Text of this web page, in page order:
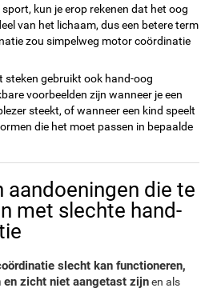
kun je erop rekenen dat het oog
van het lichaam, dus een betere term
zou simpelweg motor coördinatie
steken gebruikt ook hand-oog
voorbeelden zijn wanneer je een
steekt, of wanneer een kind speelt
die het moet passen in bepaalde
aandoeningen die te
met slechte hand-
slecht kan functioneren,
en zicht niet aangetast zijnen als